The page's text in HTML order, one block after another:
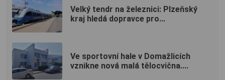
Velký tendr na železnici: Plzeňský
kraj hledá dopravce pro...
Ve sportovní hale v Domažlicích
vznikne nová malá tělocvična....